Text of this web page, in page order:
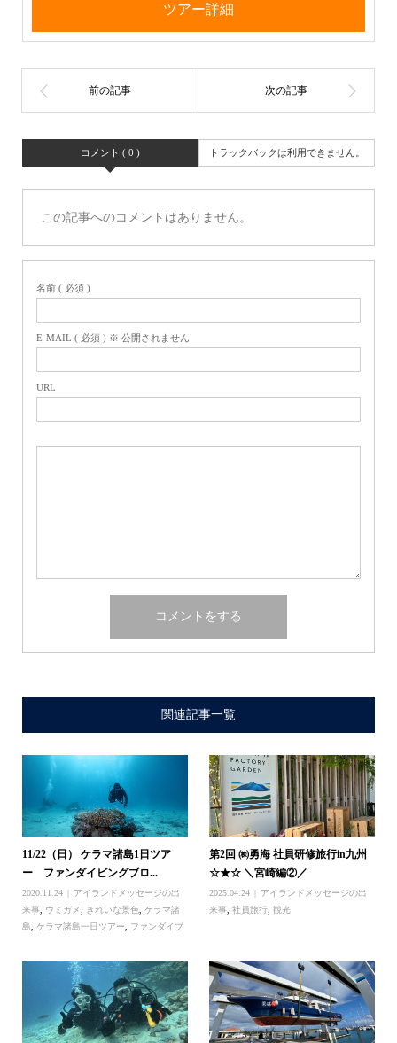
ツアー詳細
コメント ( 0 ) トラックバックは利用できません。
この記事へのコメントはありません。
名前 ( 必須 )
E-MAIL ( 必須 ) ※ 公開されません
URL
関連記事一覧
11/22（日） ケラマ諸島1日ツア
ー ファンダイビングブロ...
2020.11.24
アイランドメッセージの出
来事, ウミガメ きれいな景色
ケラマ諸
島
ケラマ諸島一日ツアー ファンダイブ
第2回 ㈱勇海 社員研修旅行in九州
☆★☆ ＼宮崎編②／
2025.04.24
アイランドメッセージの出
来事 ,社員旅行 ,観光